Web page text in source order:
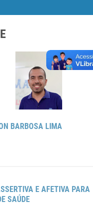
BARBOSA LIMA
E AFETIVA PARA
SAÚDE